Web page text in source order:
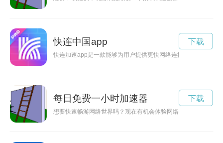
快连中国app
快连加速app是一款能够为用户提供更快网络连接速度的应用程
下载
每日免费一小时加速器
想要快速畅游网络世界吗？现在有机会体验网络加速器免费一
下载